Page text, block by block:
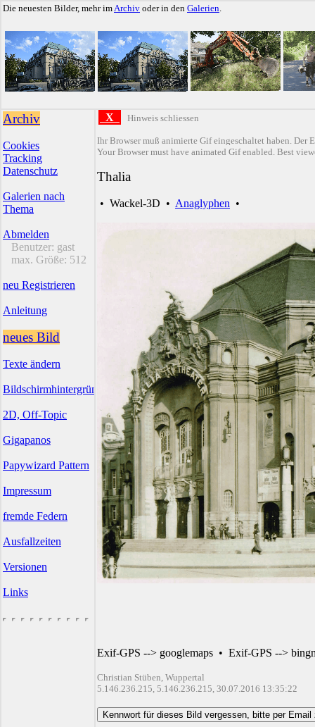
Die neuesten Bilder, mehr imArchiv oder in den Galerien.
Archiv
Cookies
Tracking
Datenschutz
Galerien nach
Thema
Abmelden
Benutzer: gast
max. Größe: 512
neu Registrieren
Anleitung
neues Bild
Texte ändern
Bildschirmhintergründe
2D, Off-Topic
Gigapanos
Papywizard Pattern
Impressum
fremde Federn
Ausfallzeiten
Versionen
Links
X Hinweis schliessen
Ihr Browser muß animierte Gif eingeschaltet haben. Der
Your Browser must have animated Gif enabled. Best
Thalia
• Wackel-3D • Anaglyphen •
Exif-GPS --> googlemaps • Exif-GPS -->
Christian Stüben, Wuppertal
5.146.236.215, 5.146.236.215, 30.07.2016 13:35:22